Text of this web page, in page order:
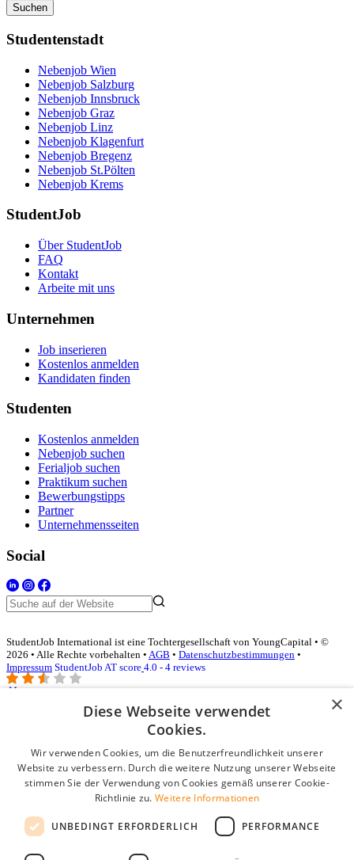
Suchen
Studentenstadt
Nebenjob Wien
Nebenjob Salzburg
Nebenjob Innsbruck
Nebenjob Graz
Nebenjob Linz
Nebenjob Klagenfurt
Nebenjob Bregenz
Nebenjob St.Pölten
Nebenjob Krems
StudentJob
Über StudentJob
FAQ
Kontakt
Arbeite mit uns
Unternehmen
Job inserieren
Kostenlos anmelden
Kandidaten finden
Studenten
Kostenlos anmelden
Nebenjob suchen
Ferialjob suchen
Praktikum suchen
Bewerbungstipps
Partner
Unternehmensseiten
Social
StudentJob International ist eine Tochtergesellschaft von YoungCapital • ©
2026 • Alle Rechte vorbehalten • AGB • Datenschutzbestimmungen •
Impressum StudentJob AT score 4.0 - 4 reviews
Login für Unternehmen
E-Mail*
Passwort
Angemeldet bleiben
Passwort vergessen?
×
Diese Webseite verwendet
Cookies.
Wir verwenden Cookies, um die Benutzerfreundlichkeit unserer
Website zu verbessern. Durch die weitere Nutzung unserer Webseite
stimmen Sie der Verwendung von Cookies gemäß unserer Cookie-
Richtlinie zu. Weitere Informationen
UNBEDINGT ERFORDERLICH PERFORMANCE